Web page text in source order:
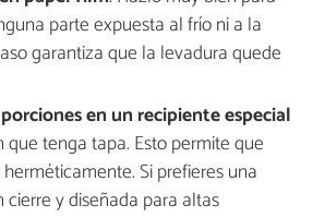
parte expuesta al frío ni a la
garantiza que la levadura quede
en un recipiente especial
tenga tapa. Esto permite que
Si prefieres una
cierre y diseñada para altas